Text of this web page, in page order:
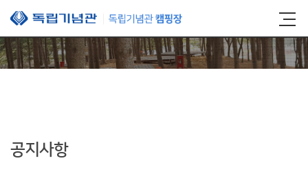
본문 바로가기
공지사항